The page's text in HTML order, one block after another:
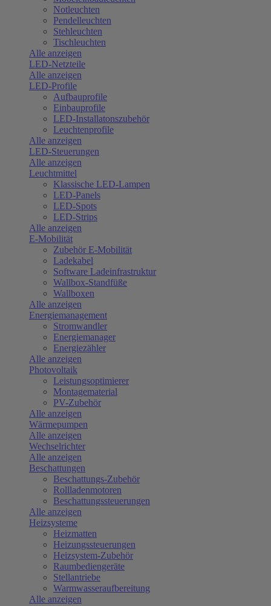
Notleuchten
Pendelleuchten
Stehleuchten
Tischleuchten
Alle anzeigen
LED-Netzteile
Alle anzeigen
LED-Profile
Aufbauprofile
Einbauprofile
LED-Installatonszubehör
Leuchtenprofile
Alle anzeigen
LED-Steuerungen
Alle anzeigen
Leuchtmittel
Klassische LED-Lampen
LED-Panels
LED-Spots
LED-Strips
Alle anzeigen
E-Mobilität
Zubehör E-Mobilität
Ladekabel
Software Ladeinfrastruktur
Wallbox-Standfüße
Wallboxen
Alle anzeigen
Energiemanagement
Stromwandler
Energiemanager
Energiezähler
Alle anzeigen
Photovoltaik
Leistungsoptimierer
Montagematerial
PV-Zubehör
Alle anzeigen
Wärmepumpen
Alle anzeigen
Wechselrichter
Alle anzeigen
Beschattungen
Beschattungs-Zubehör
Rollladenmotoren
Beschattungssteuerungen
Alle anzeigen
Heizsysteme
Heizmatten
Heizungssteuerungen
Heizsystem-Zubehör
Raumbediengeräte
Stellantriebe
Warmwasseraufbereitung
Alle anzeigen